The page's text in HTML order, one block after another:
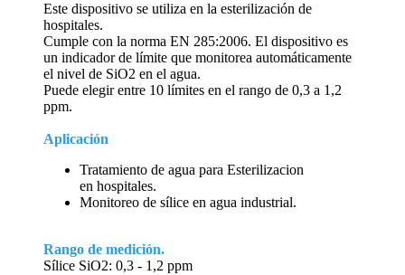
Este dispositivo se utiliza en la esterilización de
hospitales.
Cumple con la norma EN 285:2006. El dispositivo es
un indicador de límite que monitorea automáticamente
el nivel de SiO2 en el agua.
Puede elegir entre 10 límites en el rango de 0,3 a 1,2
ppm.
Aplicación
Tratamiento de agua para Esterilizacion
en hospitales.
Monitoreo de sílice en agua industrial.
Rango de medición.
Sílice SiO2: 0,3 - 1,2 ppm